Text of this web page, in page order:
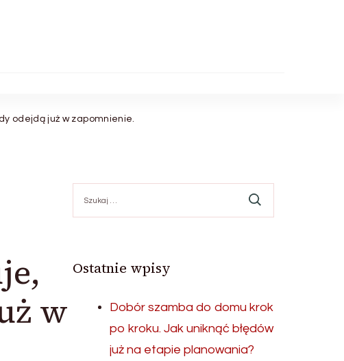
odejdą już w zapomnienie.
w
Ostatnie wpisy
Dobór szamba do domu krok
po kroku. Jak uniknąć błędów
już na etapie planowania?